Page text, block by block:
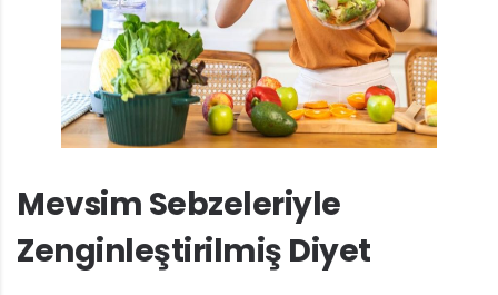
Mevsim Sebzeleriyle
Zenginleştirilmiş Diyet